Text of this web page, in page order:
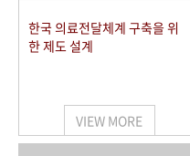
한국 의료전달체계 구축을 위
한 제도 설계
VIEW MORE